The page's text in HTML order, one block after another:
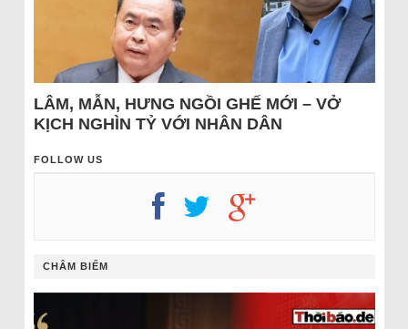
LÂM, MẪN, HƯNG NGỒI GHẾ MỚI – VỞ
KỊCH NGHÌN TỶ VỚI NHÂN DÂN
FOLLOW US
CHÂM BIẾM